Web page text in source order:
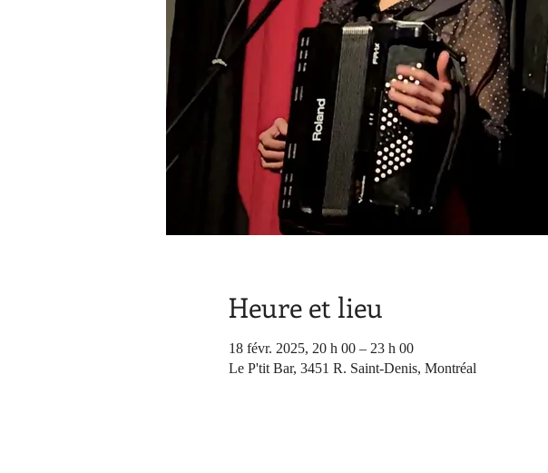
Heure et lieu
18 févr. 2025, 20 h 00 – 23 h 00
Le P'tit Bar, 3451 R. Saint-Denis, Montréal